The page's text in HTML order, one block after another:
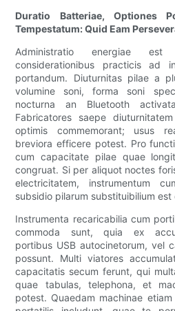
Duratio Batteriae, Optiones
Tempestatum: Quid Eam
Administratio energiae
considerationibus practicis ad
portandum. Diuturnitas pilae a
volumine soni, forma soni
nocturna an Bluetooth
Fabricatores saepe
optimis commemorant; usus
breviora efficere potest. Pro
cum capacitate pilae quae
congruat. Si per aliquot noctes
electricitatem, instrumentum
subsidio pilarum substituibilium est
Instrumenta recaricabilia cum
commoda sunt, quia ex
portibus USB autocinetorum, vel
possunt. Multi viatores
capacitatis secum ferunt, qui
quae tabulas, telephona, et
potest. Quaedam machinae